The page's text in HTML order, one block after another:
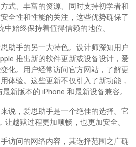
式、丰富的资源、同时支持初学者和
全性和性能的关注，这些优势确保了
中始终保持着值得信赖的地位。
助手的另一大特色。设计师深知用户
推出新的软件更新或设备设计，爱
化。用户经常访问官方网站，了解更
体验。这些更新不仅引入了新功能，
新版本的 iPhone 和最新设备兼容。
说，爱思助手是一个绝佳的选择。它
越狱过程更加顺畅，也更加安全。
访问的网络内容，其选择范围之广确